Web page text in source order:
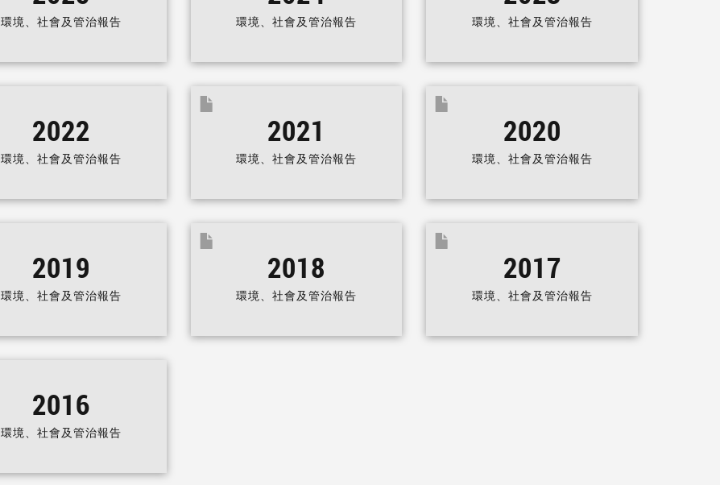
環境、社會及管治報告 環境、社會及管治報告 環境、社會及管治報告
2022
環境、社會及管治報告
2021
環境、社會及管治報告
2020
環境、社會及管治報告
2019
環境、社會及管治報告
2018
環境、社會及管治報告
2017
環境、社會及管治報告
2016
環境、社會及管治報告